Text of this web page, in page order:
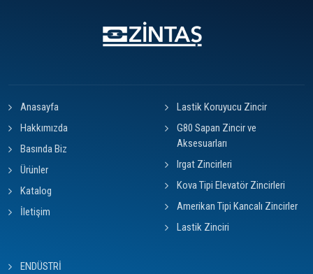
Anasayfa
Hakkımızda
Basında Biz
Ürünler
Katalog
İletişim
Lastik Koruyucu Zincir
G80 Sapan Zincir ve
Aksesuarları
Irgat Zincirleri
Kova Tipi Elevatör Zincirleri
Amerikan Tipi Kancalı Zincirler
Lastik Zinciri
ENDÜSTRİ